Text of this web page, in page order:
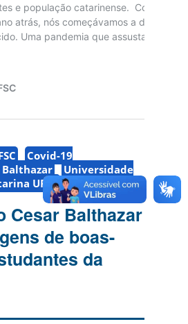
Covid-19
Balthazar
Universidade
UFSC
Cesar Balthazar
de boas-
da